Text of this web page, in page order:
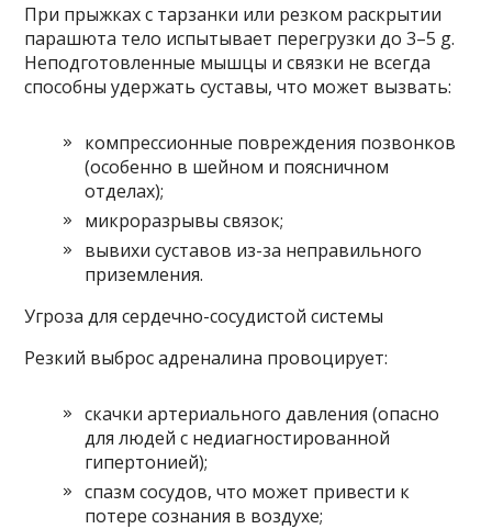
При прыжках с тарзанки или резком раскрытии
парашюта тело испытывает перегрузки до 3–5 g.
Неподготовленные мышцы и связки не всегда
способны удержать суставы, что может вызвать:
компрессионные повреждения позвонков
(особенно в шейном и поясничном
отделах);
микроразрывы связок;
вывихи суставов из-за неправильного
приземления.
Угроза для сердечно-сосудистой системы
Резкий выброс адреналина провоцирует:
скачки артериального давления (опасно
для людей с недиагностированной
гипертонией);
спазм сосудов, что может привести к
потере сознания в воздухе;